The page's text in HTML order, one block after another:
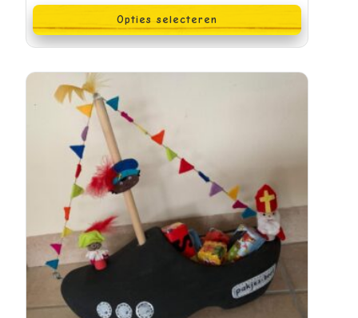
Opties selecteren
product
heeft
meerdere
variaties.
optie
gekozen
worden
productpagina